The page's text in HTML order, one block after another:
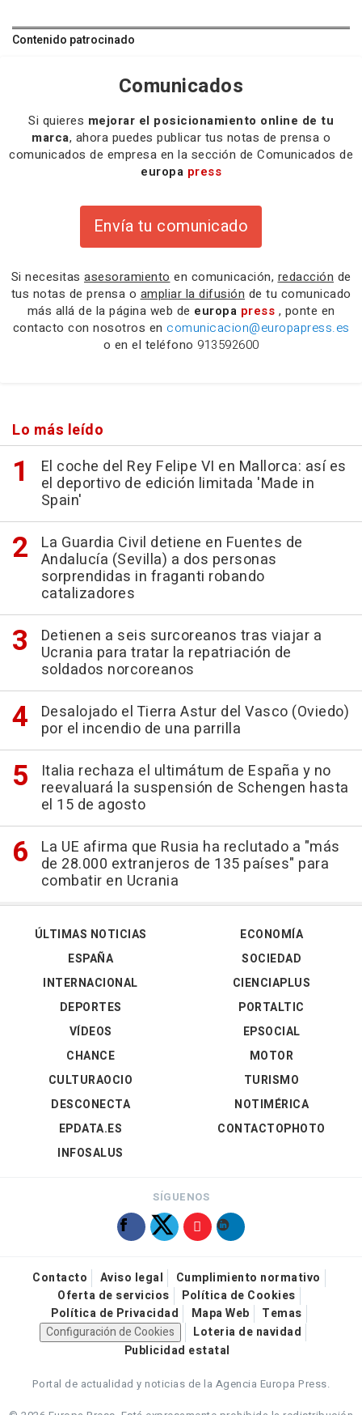
Contenido patrocinado
Comunicados
Si quieres mejorar el posicionamiento online de tu
marca, ahora puedes publicar tus notas de prensa o
comunicados de empresa en la sección de Comunicados de
europa press
Envía tu comunicado
Si necesitas asesoramiento en comunicación, redacción de
tus notas de prensa o ampliar la difusión de tu comunicado
más allá de la página web de europa press , ponte en
contacto con nosotros en comunicacion@europapress.es
o en el teléfono 913592600
Lo más leído
El coche del Rey Felipe VI en Mallorca: así es
el deportivo de edición limitada 'Made in
Spain'
La Guardia Civil detiene en Fuentes de
Andalucía (Sevilla) a dos personas
sorprendidas in fraganti robando
catalizadores
Detienen a seis surcoreanos tras viajar a
Ucrania para tratar la repatriación de
soldados norcoreanos
Desalojado el Tierra Astur del Vasco (Oviedo)
por el incendio de una parrilla
Italia rechaza el ultimátum de España y no
reevaluará la suspensión de Schengen hasta
el 15 de agosto
La UE afirma que Rusia ha reclutado a "más
de 28.000 extranjeros de 135 países" para
combatir en Ucrania
ÚLTIMAS NOTICIAS
ESPAÑA
INTERNACIONAL
DEPORTES
VÍDEOS
ECONOMÍA
SOCIEDAD
CIENCIAPLUS
PORTALTIC
EPSOCIAL
CHANCE
CULTURAOCIO
DESCONECTA
EPDATA.ES
INFOSALUS
MOTOR
TURISMO
NOTIMÉRICA
CONTACTOPHOTO
SÍGUENOS
Contacto Aviso legal
Cumplimiento normativo
Oferta de servicios
Política de Cookies
Política de Privacidad
Mapa Web
Temas
Configuración de Cookies
Loteria de navidad
Publicidad estatal
Portal de actualidad y noticias de la Agencia Europa Press.